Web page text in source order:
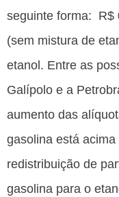
seguinte forma: R$
(sem mistura de
etanol. Entre as
Galípolo e a
aumento das
gasolina está
redistribuição de
gasolina para o